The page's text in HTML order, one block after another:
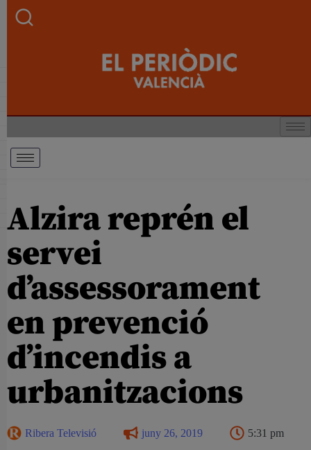
Alzira reprén el
servei
d’assessorament
en prevenció
d’incendis a
urbanitzacions
Ribera Televisió juny 26, 2019 5:31 pm